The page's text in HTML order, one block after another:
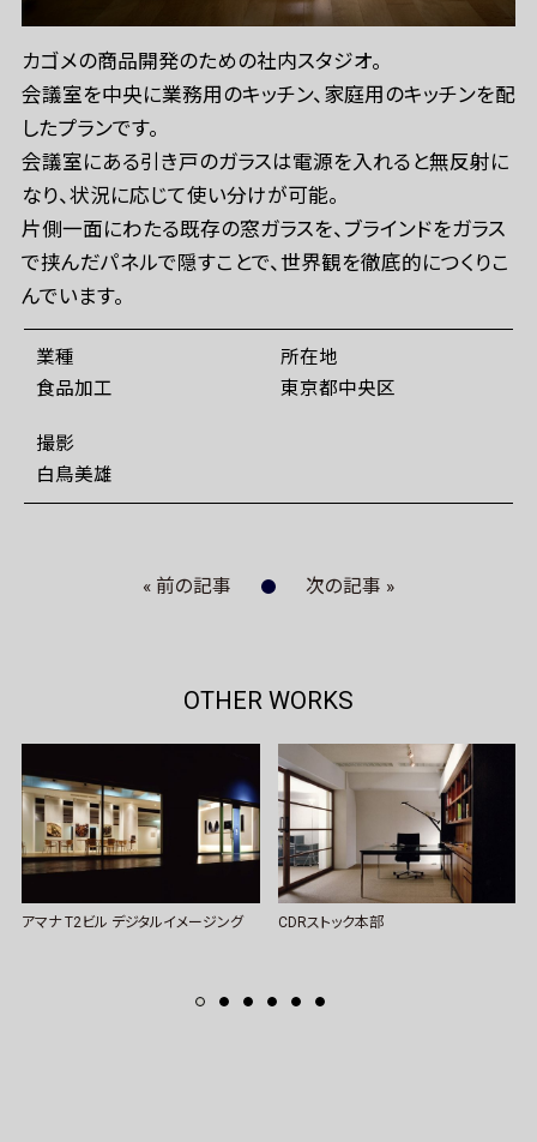
カゴメの商品開発のための社内スタジオ。
会議室を中央に業務用のキッチン、家庭用のキッチンを配
したプランです。
会議室にある引き戸のガラスは電源を入れると無反射に
なり、状況に応じて使い分けが可能。
片側一面にわたる既存の窓ガラスを、ブラインドをガラス
で挟んだパネルで隠すことで、世界観を徹底的につくりこ
んでいます。
業種
食品加工
所在地
東京都中央区
撮影
白鳥美雄
« 前の記事 次の記事 »
OTHER WORKS
アマナ T2ビル デジタルイメージング CDRストック本部